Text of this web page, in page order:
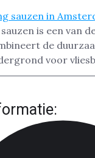
sauzen is een van
de
voor